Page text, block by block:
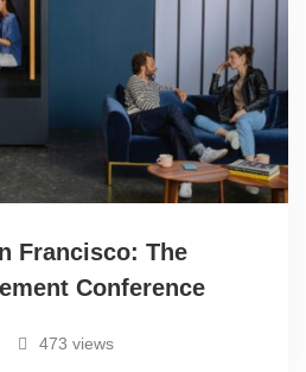
Francisco: The
Conference
473 views